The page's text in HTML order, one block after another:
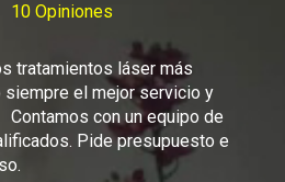
10 Opiniones
tratamientos láser más
el mejor servicio y
con un equipo de
Pide presupuesto e